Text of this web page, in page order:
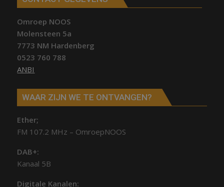
Omroep NOOS
Molensteen 5a
7773 NM Hardenberg
0523 760 788
ANBI
WAAR ZIJN WE TE ONTVANGEN?
Ether;
FM 107.2 MHz – OmroepNOOS
DAB+:
Kanaal 5B
Digitale Kanalen: